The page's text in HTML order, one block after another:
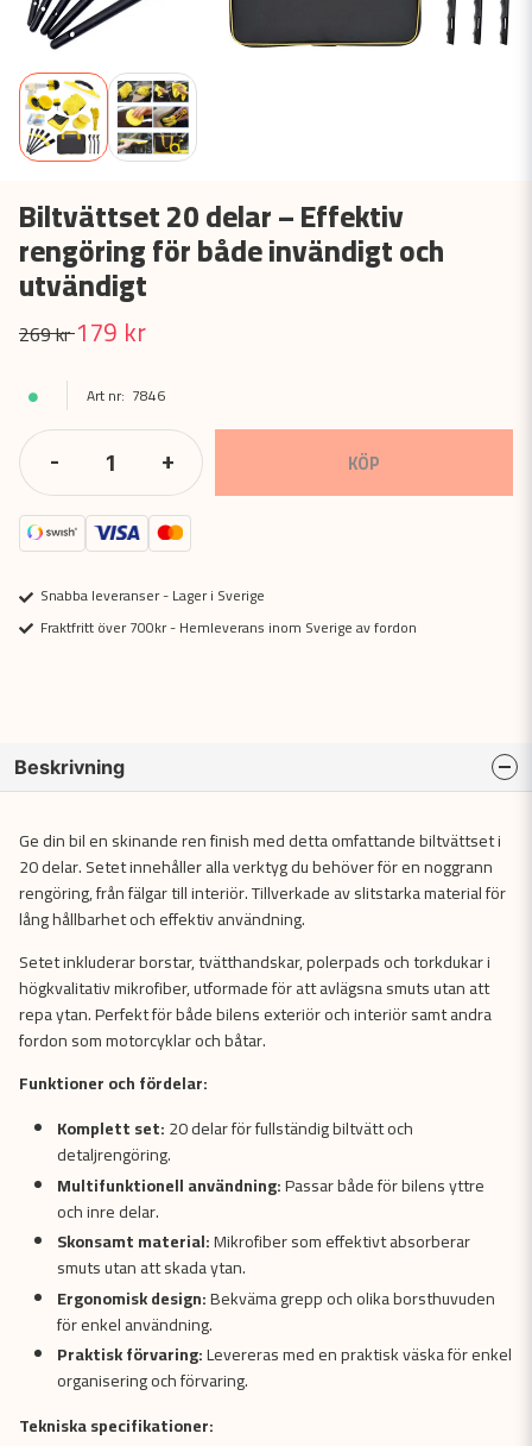
Biltvättset 20 delar – Effektiv
rengöring för både invändigt och
utvändigt
269 kr179 kr
7846
- + KÖP
Snabba leveranser - Lager i Sverige
Fraktfritt över 700kr - Hemleverans inom Sverige av fordon
Beskrivning
Ge din bil en skinande ren finish med detta omfattande biltvättset i
20 delar. Setet innehåller alla verktyg du behöver för en noggrann
rengöring, från fälgar till interiör. Tillverkade av slitstarka material för
lång hållbarhet och effektiv användning.
Setet inkluderar borstar, tvätthandskar, polerpads och torkdukar i
högkvalitativ mikrofiber, utformade för att avlägsna smuts utan att
repa ytan. Perfekt för både bilens exteriör och interiör samt andra
fordon som motorcyklar och båtar.
Funktioner och fördelar:
Komplett set:20 delar för fullständig biltvätt och
detaljrengöring.
Multifunktionell användning:Passar både för bilens yttre
och inre delar.
Skonsamt material:Mikrofiber som effektivt absorberar
smuts utan att skada ytan.
Ergonomisk design:Bekväma grepp och olika borsthuvuden
för enkel användning.
Praktisk förvaring:Levereras med en praktisk väska för enkel
organisering och förvaring.
Tekniska specifikationer: